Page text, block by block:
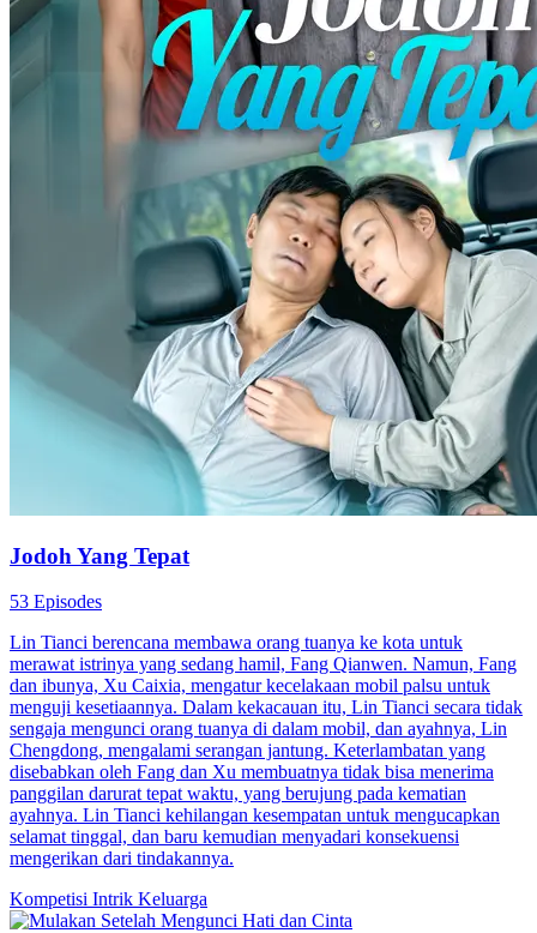
Jodoh Yang Tepat
53 Episodes
Lin Tianci berencana membawa orang tuanya ke kota untuk
merawat istrinya yang sedang hamil, Fang Qianwen. Namun, Fang
dan ibunya, Xu Caixia, mengatur kecelakaan mobil palsu untuk
menguji kesetiaannya. Dalam kekacauan itu, Lin Tianci secara tidak
sengaja mengunci orang tuanya di dalam mobil, dan ayahnya, Lin
Chengdong, mengalami serangan jantung. Keterlambatan yang
disebabkan oleh Fang dan Xu membuatnya tidak bisa menerima
panggilan darurat tepat waktu, yang berujung pada kematian
ayahnya. Lin Tianci kehilangan kesempatan untuk mengucapkan
selamat tinggal, dan baru kemudian menyadari konsekuensi
mengerikan dari tindakannya.
Kompetisi Intrik Keluarga